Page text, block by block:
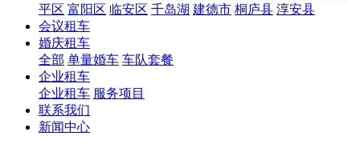
平区 富阳区 临安区 千岛湖 建德市 桐庐县 淳安县
会议租车
婚庆租车
全部 单量婚车 车队套餐
企业租车
企业租车 服务项目
联系我们
新闻中心